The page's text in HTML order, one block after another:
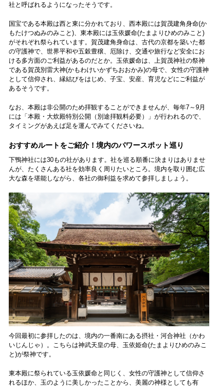
社と呼ばれるようになったそうです。
国宝である本殿は西と東に分かれており、西本殿には賀茂建角身命(か
もたけつぬみのみこと)、東本殿には玉依媛命(たまよりひめのみこと)
がそれぞれ祭られています。賀茂建角身命は、古代の京都を築いた都
の守護神で、世界平和や五穀豊穣、厄除け、交通や旅行など安全にお
ける多方面のご利益があるのだとか。玉依媛命は、上賀茂神社の祭神
である賀茂別雷大神(かもわけいかずちおおかみ)の母で、女性の守護神
として信仰され、縁結びをはじめ、子宝、安産、育児などにご利益が
あるそうです。
なお、本殿は非公開のため拝観することができませんが、毎年7～9月
には「本殿・大炊殿特別公開（別途拝観料必要）」が行われるので、
タイミングがあえば足を運んでみてくださいね。
おすすめルートをご紹介！境内のパワースポット巡り
下鴨神社には30もの社があります。社を巡る順番に決まりはありませ
んが、たくさんある社を効率良く周りたいところ。境内を取り囲む広
大な森を堪能しながら、各社の御利益を求めて参拝しましょう。
今回最初に参拝したのは、境内の一番南にある摂社・河合神社（かわ
いじんじゃ）。こちらは神武天皇の母、玉依姫命(たまよりひめのみこ
と)が祭神です。
東本殿に祭られている玉依媛命と同じく、女性の守護神として信仰さ
れるほか、玉のように美しかったことから、美麗の神様としても有